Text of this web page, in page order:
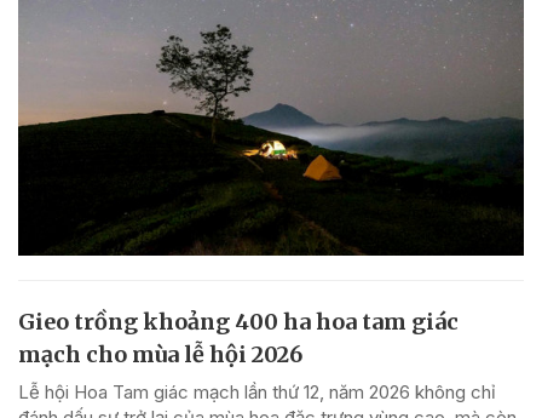
Gieo trồng khoảng 400 ha hoa tam giác
mạch cho mùa lễ hội 2026
Lễ hội Hoa Tam giác mạch lần thứ 12, năm 2026 không chỉ